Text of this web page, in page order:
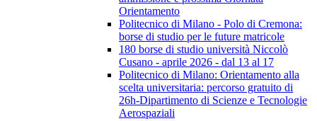
Orientamento
Politecnico di Milano - Polo di Cremona:
borse di studio per le future matricole
180 borse di studio università Niccolò
Cusano - aprile 2026 - dal 13 al 17
Politecnico di Milano: Orientamento alla
scelta universitaria: percorso gratuito di
26h-Dipartimento di Scienze e Tecnologie
Aerospaziali